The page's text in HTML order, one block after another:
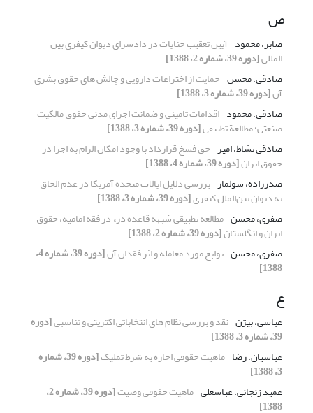
ص
صابر، محمود آیین تعقیب جنایات در دادسرای دیوان کیفری بین
المللی[دوره 39، شماره 2، 1388]
صادقی، محسن حمایت از اختراعات دارویی و چالش های حقوق بشری
آن[دوره 39، شماره 3، 1388]
صادقی، محمود اقدامات تامینی و ضمانت اجرای مدنی حقوق مالکیت
صنعتی؛ مطالعة تطبیقی[دوره 39، شماره 3، 1388]
صادقی نشاط، امیر حق فسخ قرارداد با وجود امکان الزام به اجرا در
حقوق ایران[دوره 39، شماره 4، 1388]
صدرزاده، سولماز بررسی دلایل ایالات متحده آمریکا در عدم الحاق
به دیوان ‌بین‌الملل کیفری[دوره 39، شماره 3، 1388]
صفری، محسن مطالعه تطبیقی شبهه قاعده درء در فقه امامیه، حقوق
ایران و انگلستان[دوره 39، شماره 2، 1388]
صفری، محسن توابع مورد معامله و اثر فقدان آن [دوره 39، شماره 4،
1388]
ع
عباسی، بیژن نقد و بررسی نظام های انتخاباتی اکثریتی و تناسبی[دوره
39، شماره 3، 1388]
عباسیان، رضا ماهیت حقوقی اجاره به شرط تملیک [دوره 39، شماره
3، 1388]
عمید زنجانی، عباسعلی ماهیت حقوقی وصیت [دوره 39، شماره 2،
1388]